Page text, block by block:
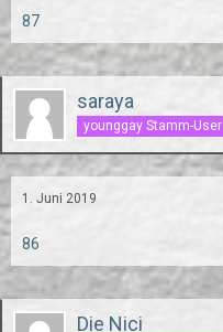
87
saraya
younggay Stamm-User
1. Juni 2019
86
Die Nici